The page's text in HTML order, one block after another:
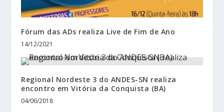
Fórum das ADs realiza Live de Fim de Ano
14/12/2021
Regional Nordeste 3 do ANDES-SN realiza
encontro em Vitória da Conquista (BA)
04/06/2018